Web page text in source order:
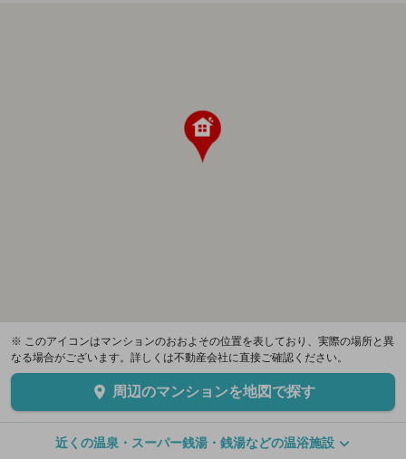
※ このアイコンはマンションのおおよその位置を表しており、実際の場所と異
なる場合がございます。詳しくは不動産会社に直接ご確認ください。
周辺のマンションを地図で探す
近くの温泉・スーパー銭湯・銭湯などの温浴施設